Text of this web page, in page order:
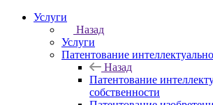
Услуги
Назад
Услуги
Патентование
Назад
Патентование
собственности